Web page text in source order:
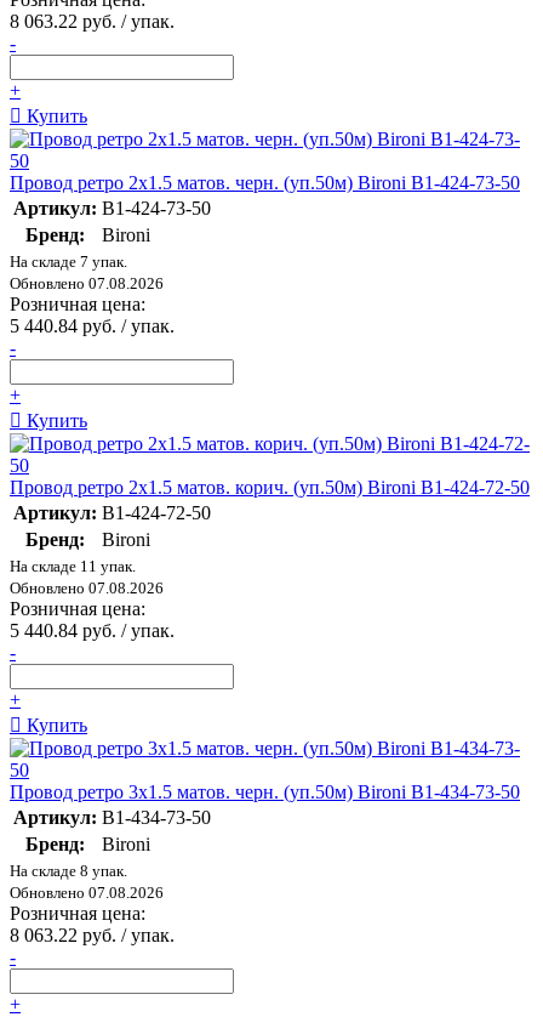
8 063.22 руб. / упак.
-
+
Купить
Провод ретро 2х1.5 матов. черн. (уп.50м) Bironi B1-424-73-50
Артикул: B1-424-73-50
Бренд:
Bironi
На складе 7 упак.
Обновлено 07.08.2026
Розничная цена:
5 440.84 руб. / упак.
-
+
Купить
Провод ретро 2х1.5 матов. корич. (уп.50м) Bironi B1-424-72-50
Артикул: B1-424-72-50
Бренд:
Bironi
На складе 11 упак.
Обновлено 07.08.2026
Розничная цена:
5 440.84 руб. / упак.
-
+
Купить
Провод ретро 3х1.5 матов. черн. (уп.50м) Bironi B1-434-73-50
Артикул: B1-434-73-50
Бренд:
Bironi
На складе 8 упак.
Обновлено 07.08.2026
Розничная цена:
8 063.22 руб. / упак.
-
+